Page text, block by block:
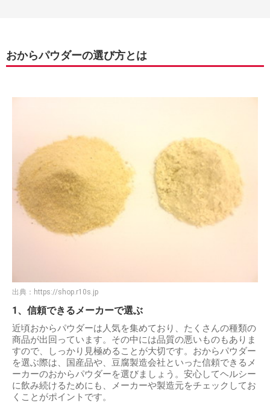
おからパウダーの選び方とは
出典： https://shop.r10s.jp
1、信頼できるメーカーで選ぶ
近頃おからパウダーは人気を集めており、たくさんの種類の
商品が出回っています。その中には品質の悪いものもありま
すので、しっかり見極めることが大切です。おからパウダー
を選ぶ際は、国産品や、豆腐製造会社といった信頼できるメ
ーカーのおからパウダーを選びましょう。安心してヘルシー
に飲み続けるためにも、メーカーや製造元をチェックしてお
くことがポイントです。